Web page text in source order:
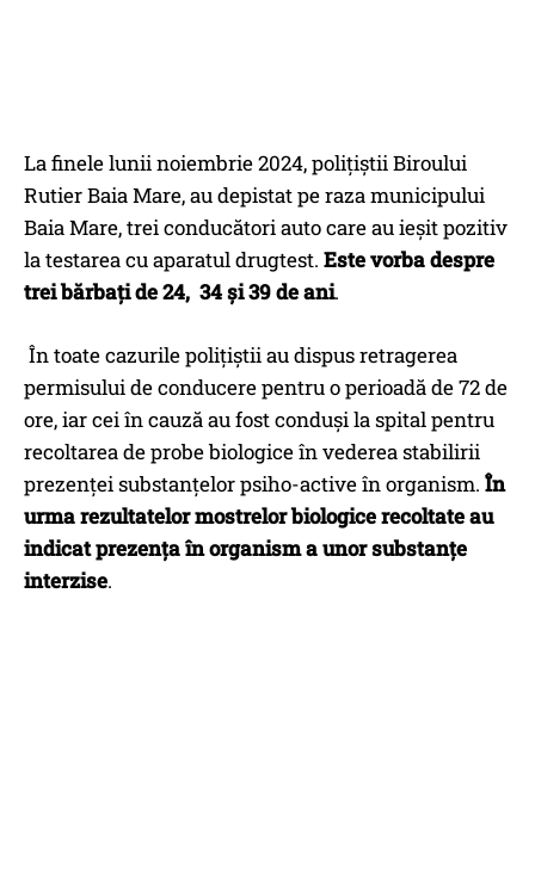
La finele lunii noiembrie 2024, polițiștii Biroului
Rutier Baia Mare, au depistat pe raza municipului
Baia Mare, trei conducători auto care au ieșit pozitiv
la testarea cu aparatul drugtest. Este vorba despre
trei bărbați de 24, 34 și 39 de ani.
În toate cazurile polițiștii au dispus retragerea
permisului de conducere pentru o perioadă de 72 de
ore, iar cei în cauză au fost conduși la spital pentru
recoltarea de probe biologice în vederea stabilirii
prezenței substanțelor psiho-active în organism. În
urma rezultatelor mostrelor biologice recoltate au
indicat prezența în organism a unor substanțe
interzise.